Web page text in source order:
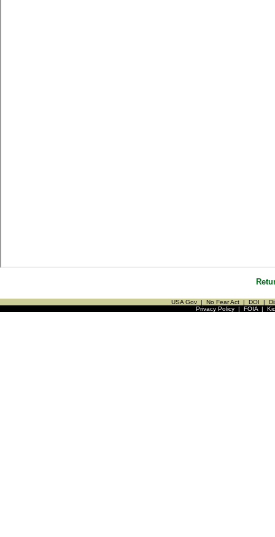
USA Gov | No Fear Act | DOI |
Privacy Policy| FOIA|